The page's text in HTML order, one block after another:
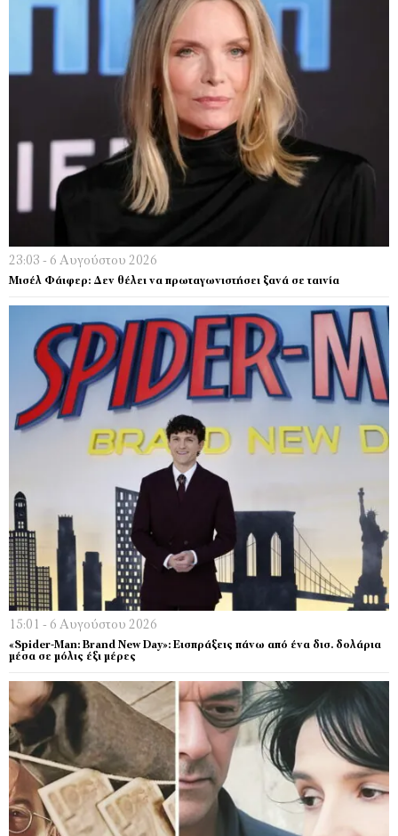
23:03 - 6 Αυγούστου 2026
Μισέλ Φάιφερ: Δεν θέλει να πρωταγωνιστήσει ξανά σε ταινία
15:01 - 6 Αυγούστου 2026
«Spider-Man: Brand New Day»: Εισπράξεις πάνω από ένα δισ. δολάρια
μέσα σε μόλις έξι μέρες